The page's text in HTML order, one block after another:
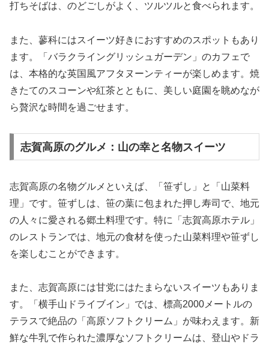
打ちそばは、のどごしがよく、ツルツルと食べられます。
また、蓼科にはスイーツ好きにおすすめのスポットもあり
ます。「バラクライングリッシュガーデン」のカフェで
は、本格的な英国風アフタヌーンティーが楽しめます。焼
きたてのスコーンや紅茶とともに、美しい庭園を眺めなが
ら贅沢な時間を過ごせます。
志賀高原のグルメ：山の幸と名物スイーツ
志賀高原の名物グルメといえば、「笹ずし」と「山菜料
理」です。笹ずしは、笹の葉に包まれた押し寿司で、地元
の人々に愛される郷土料理です。特に「志賀高原ホテル」
のレストランでは、地元の食材を使った山菜料理や笹ずし
を楽しむことができます。
また、志賀高原には甘党にはたまらないスイーツもありま
す。「横手山ドライブイン」では、標高2000メートルの
テラスで絶品の「高原ソフトクリーム」が味わえます。新
鮮な牛乳で作られた濃厚なソフトクリームは、登山やドラ